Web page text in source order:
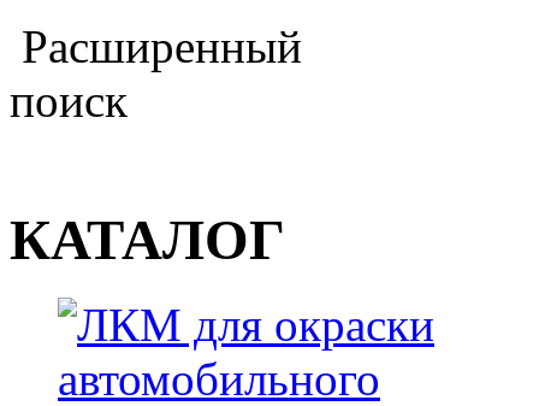
Расширенный
поиск
КАТАЛОГ